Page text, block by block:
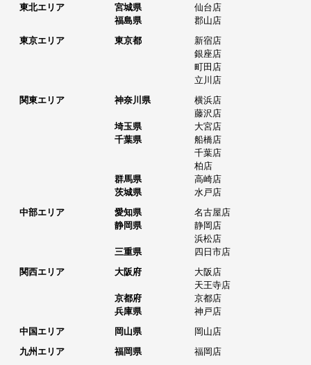
東北エリア
宮城県
仙台店
福島県
郡山店
東京エリア
東京都
新宿店
銀座店
町田店
立川店
関東エリア
神奈川県
横浜店
藤沢店
埼玉県
大宮店
千葉県
船橋店
千葉店
柏店
群馬県
高崎店
茨城県
水戸店
中部エリア
愛知県
名古屋店
静岡県
静岡店
浜松店
三重県
四日市店
関西エリア
大阪府
大阪店
天王寺店
京都府
京都店
兵庫県
神戸店
中国エリア
岡山県
岡山店
九州エリア
福岡県
福岡店